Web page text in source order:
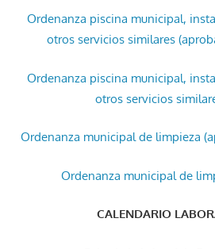
Ordenanza piscina municipal,
otros servicios similares
Ordenanza piscina municipal,
otros servicios
Ordenanza municipal de limpieza
Ordenanza municipal de
CALENDARIO